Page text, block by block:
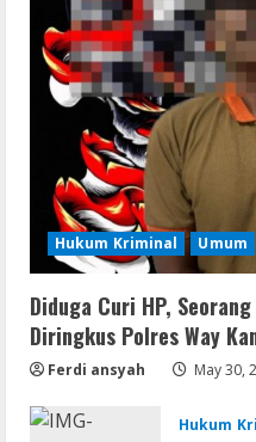
2
Serialers
MATLAB
Premium
August
3
Serialers
Ableton
10
August
Lan
Deluxe
for
August
Hukum Kriminal Umum
Diduga Curi HP,
Diringkus Polres Way
Ferdi ansyah May 30,
Hukum